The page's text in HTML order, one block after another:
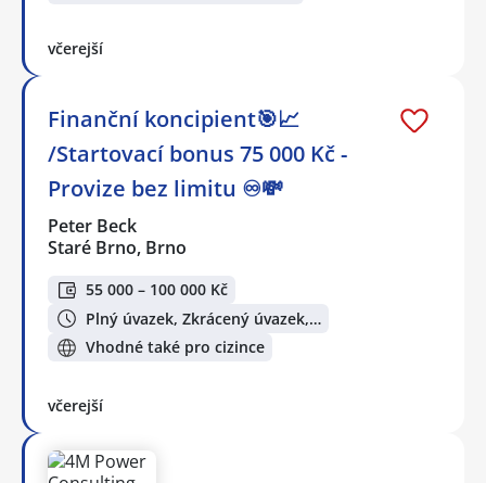
včerejší
Finanční koncipient🎯📈
/Startovací bonus 75 000 Kč -
Provize bez limitu ♾️💸
Peter Beck
Staré Brno, Brno
55 000 – 100 000 Kč
Plný úvazek, Zkrácený úvazek,…
Vhodné také pro cizince
včerejší